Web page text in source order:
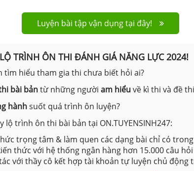
Luyện bài tập vận dụng tại đây!
TRÌNH ÔN THI ĐÁNH GIÁ NĂNG LỰC 2024!
tìm hiểu tham gia thi chưa biết hỏi ai?
bài bảntừ những người am hiểuvề kì thi và đề
hànhsuốt quá trình ôn luyện?
lộ trình ôn thi bài bản tại ON.TUYENSINH247:
trọng tâm & làm quen các dạng bài chỉ có
thức với hệ thống ngân hàng hơn 15.000 câu
với thầy cô kết hợp tài khoản tự luyện chủ động